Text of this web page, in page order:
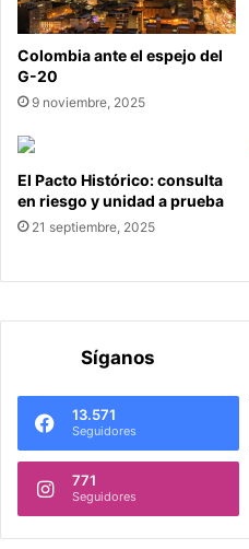
Colombia ante el espejo del
G-20
9 noviembre, 2025
El Pacto Histórico: consulta
en riesgo y unidad a prueba
21 septiembre, 2025
Síganos
13.571
Seguidores
771
Seguidores